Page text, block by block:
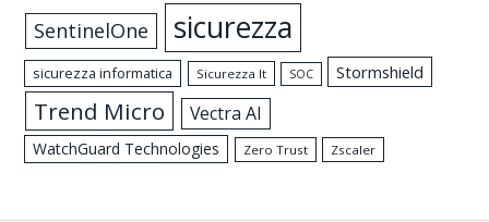
SentinelOne sicurezza
sicurezza informatica Sicurezza It SOC Stormshield
Trend Micro Vectra AI
WatchGuard Technologies Zero Trust Zscaler